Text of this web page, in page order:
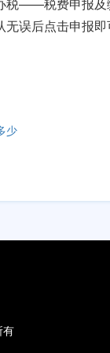
误后点击申报即
少
有